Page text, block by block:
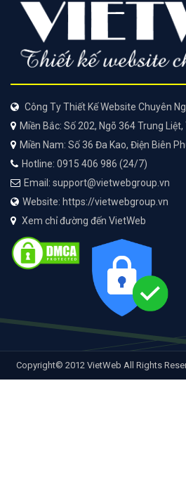
Công Ty Thiết Kế Website Chuyên
Miền Bắc: Số 202, Ngõ 364 Trung
Miền Nam: Số 36 Đa Kao, Điện Biên
Hotline: 0915 406 986 (24/7)
Email: support@vietwebgroup.vn
Website: https://vietwebgroup.vn
Xem chỉ đường đến VietWeb
Copyright© 2012 VietWeb All Rights